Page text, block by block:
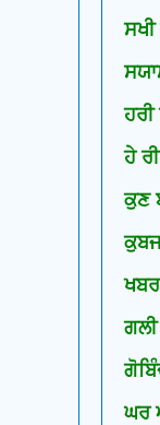
ਸਖੀ
ਹੇ
ਕੁਣ
ਘਰ